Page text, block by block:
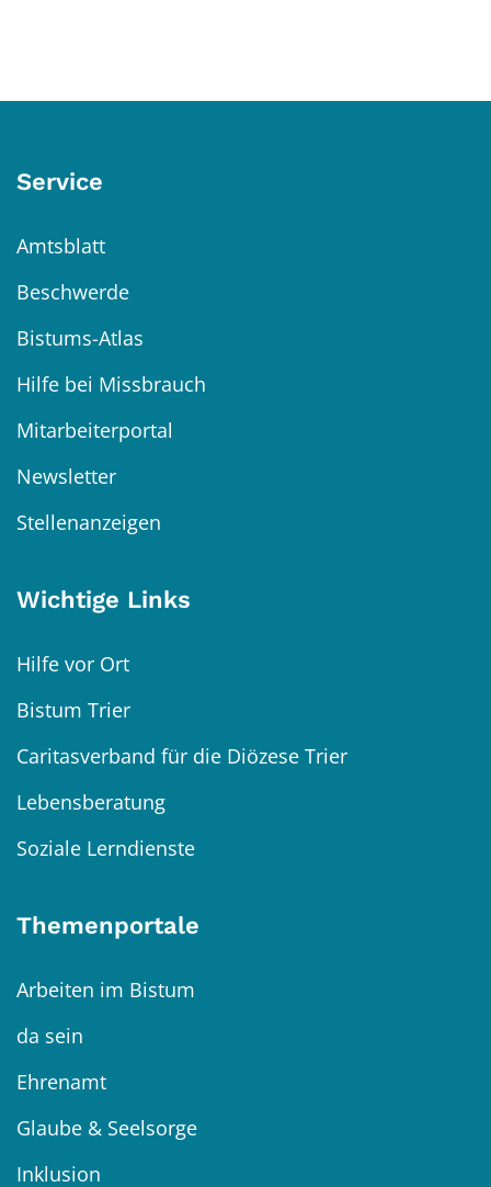
Service
Amtsblatt
Beschwerde
Bistums-Atlas
Hilfe bei Missbrauch
Mitarbeiterportal
Newsletter
Stellenanzeigen
Wichtige Links
Hilfe vor Ort
Bistum Trier
Caritasverband für die Diözese Trier
Lebensberatung
Soziale Lerndienste
Themenportale
Arbeiten im Bistum
da sein
Ehrenamt
Glaube & Seelsorge
Inklusion